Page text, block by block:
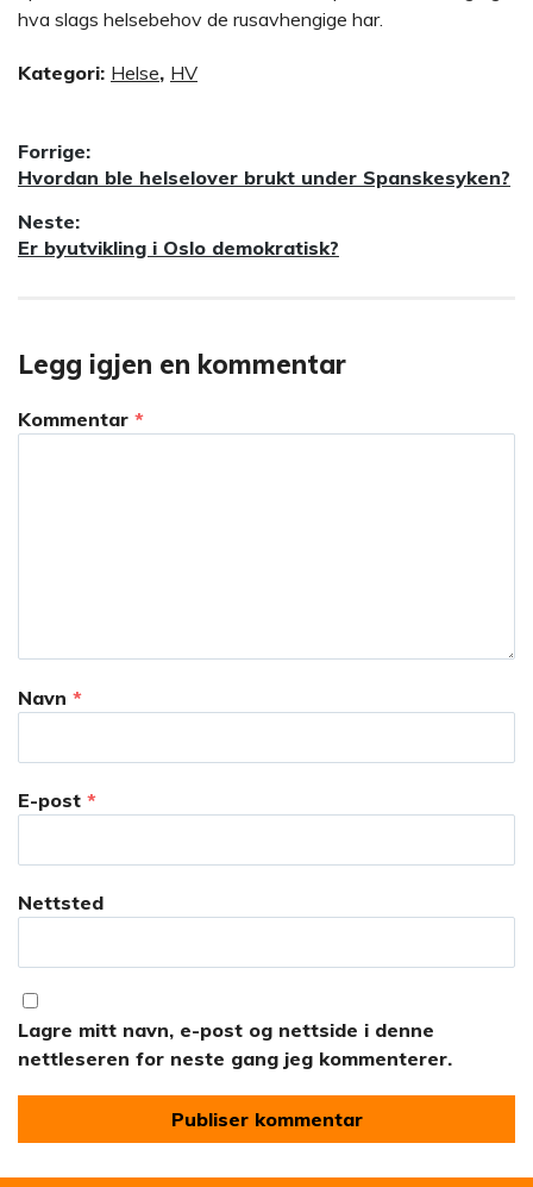
hva slags helsebehov de rusavhengige har.
Kategori: Helse, HV
Innleggsnavigasjon
Forrige:
Forrige
Hvordan ble helselover brukt under Spanskesyken?
Neste:
Neste
Er byutvikling i Oslo demokratisk?
Legg igjen en kommentar
Kommentar *
Navn *
E-post *
Nettsted
Lagre mitt navn, e-post og nettside i denne
nettleseren for neste gang jeg kommenterer.